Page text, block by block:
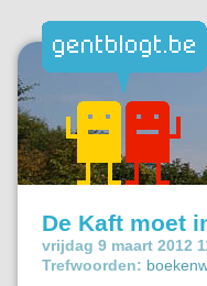
De Kaft moet
vrijdag 9 maart 2012
Trefwoorden: